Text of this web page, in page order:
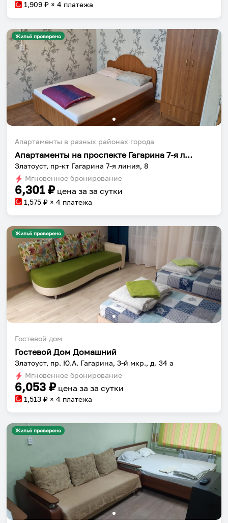
1,909 ₽ × 4 платежа
Жильё проверено
Апартаменты в разных районах города
Апартаменты на проспекте Гагарина 7-я линия 8
Златоуст, пр-кт Гагарина 7-я линия, 8
Мгновенное бронирование
6,301₽ цена за за сутки
1,575 ₽ × 4 платежа
Жильё проверено
Гостевой дом
Гостевой Дом Домашний
Златоуст, пр. Ю.А. Гагарина, 3-й мкр., д. 34 а
Мгновенное бронирование
6,053 ₽ цена за за сутки
1,513 ₽ × 4 платежа
Жильё проверено